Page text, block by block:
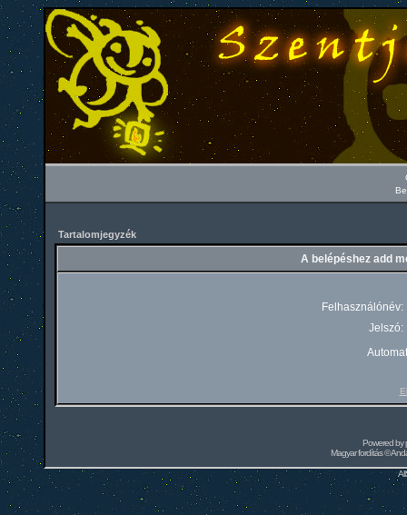
Tartalomjegyzék
A belépéshez add
Felhasználónév:
Jelszó:
Powered by
Magyar fordítás ©